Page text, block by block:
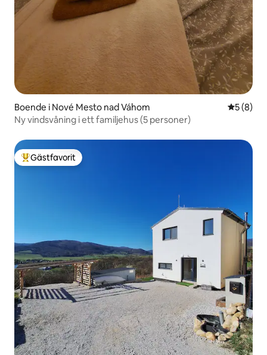
Boende i Nové Mesto nad Váhom 5 av 5 i
5 (8)
Ny vindsvåning i ett familjehus (5 personer)
Populär gästfavorit
Gästfavorit